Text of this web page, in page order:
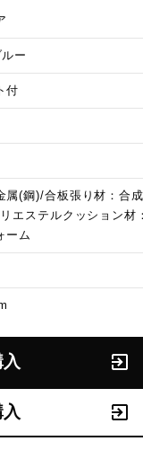
ー
付
属(鋼)/合板張り材：合
エステルクッション材
ーム